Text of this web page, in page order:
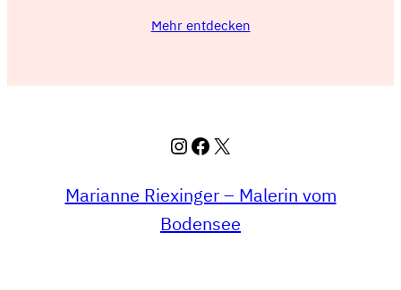
Mehr entdecken
Instagram
Facebook
X
Marianne Riexinger – Malerin vom
Bodensee